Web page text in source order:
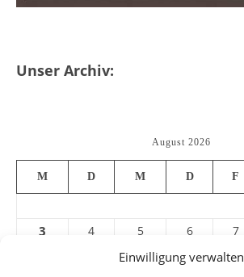
Einwilligung verwalten
Unser Archiv:
August 2026
M D M D F
3 4 5 6 7
12 13 14